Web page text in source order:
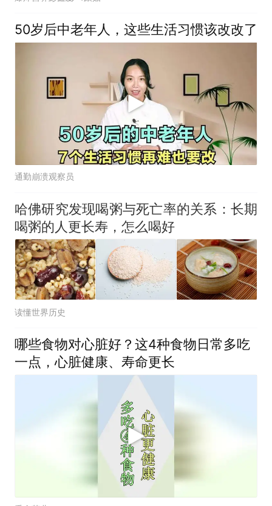
50岁后中老年人，这些生活习惯该改改了
通勤崩溃观察员
哈佛研究发现喝粥与死亡率的关系：长期
喝粥的人更长寿，怎么喝好
读懂世界历史
哪些食物对心脏好？这4种食物日常多吃
一点，心脏健康、寿命更长